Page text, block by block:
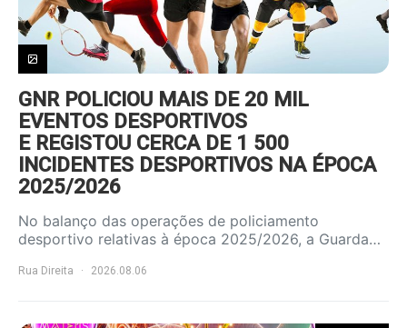
GNR POLICIOU MAIS DE 20 MIL
EVENTOS DESPORTIVOS
E REGISTOU CERCA DE 1 500
INCIDENTES DESPORTIVOS NA ÉPOCA
2025/2026
No balanço das operações de policiamento
desportivo relativas à época 2025/2026, a Guarda…
Rua Direita 2026.08.06